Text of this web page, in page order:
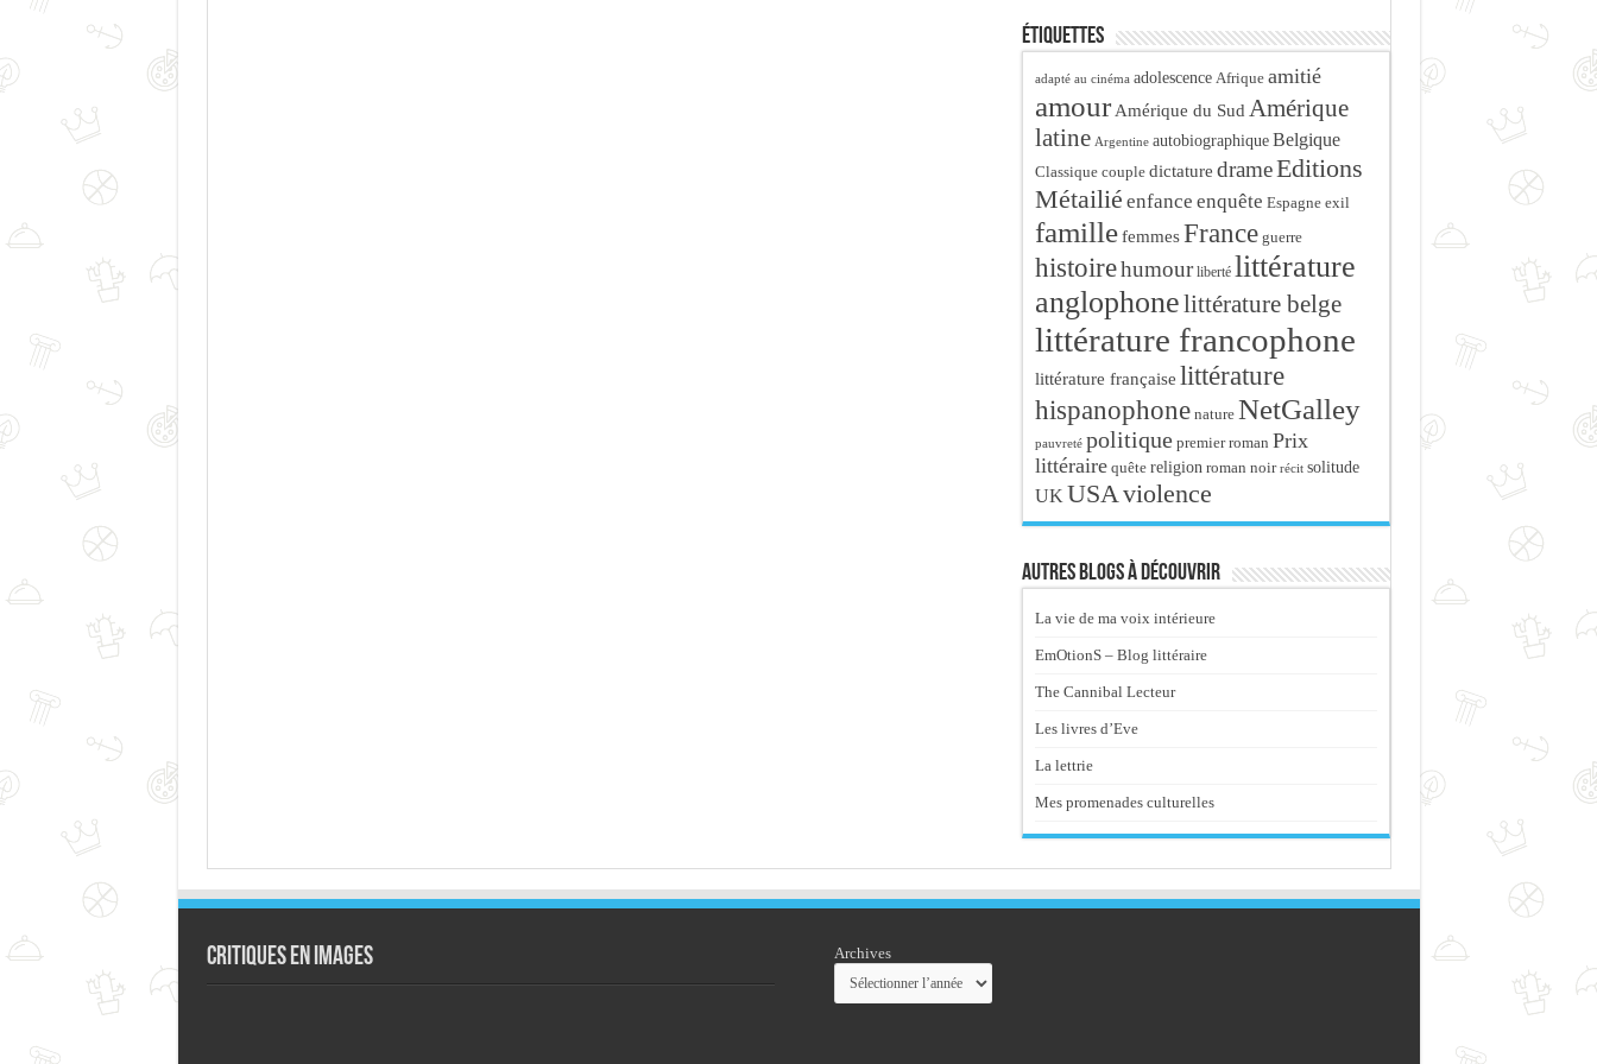
Étiquettes
adapté au cinéma adolescence Afrique amitié
amour Amérique du Sud Amérique
latine Argentine autobiographique Belgique
Classique couple dictature drameEditions
Métailié enfance enquête Espagne exil
famille femmes France guerre
histoirehumour liberté littérature
anglophonelittérature belge
littérature francophone
littérature française littérature
hispanophone nature NetGalley
pauvreté politique premier roman Prix
littéraire quête religion roman noir récit solitude
UK USA violence
Autres blogs à découvrir
La vie de ma voix intérieure
EmOtionS – Blog littéraire
The Cannibal Lecteur
Les livres d’Eve
La lettrie
Mes promenades culturelles
Critiques en images Archives